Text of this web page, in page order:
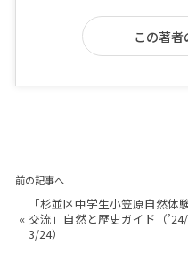
この著
前の記事へ
«
「杉並区中学生小笠原自然体
交流」自然と歴史ガイド（’24/
3/24）